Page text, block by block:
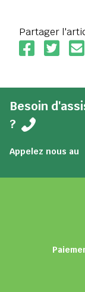
Partager
Besoin
?
Appelez nous au